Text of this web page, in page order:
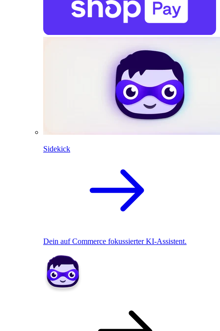
Sidekick
Dein auf Commerce fokussierter KI-Assistent.